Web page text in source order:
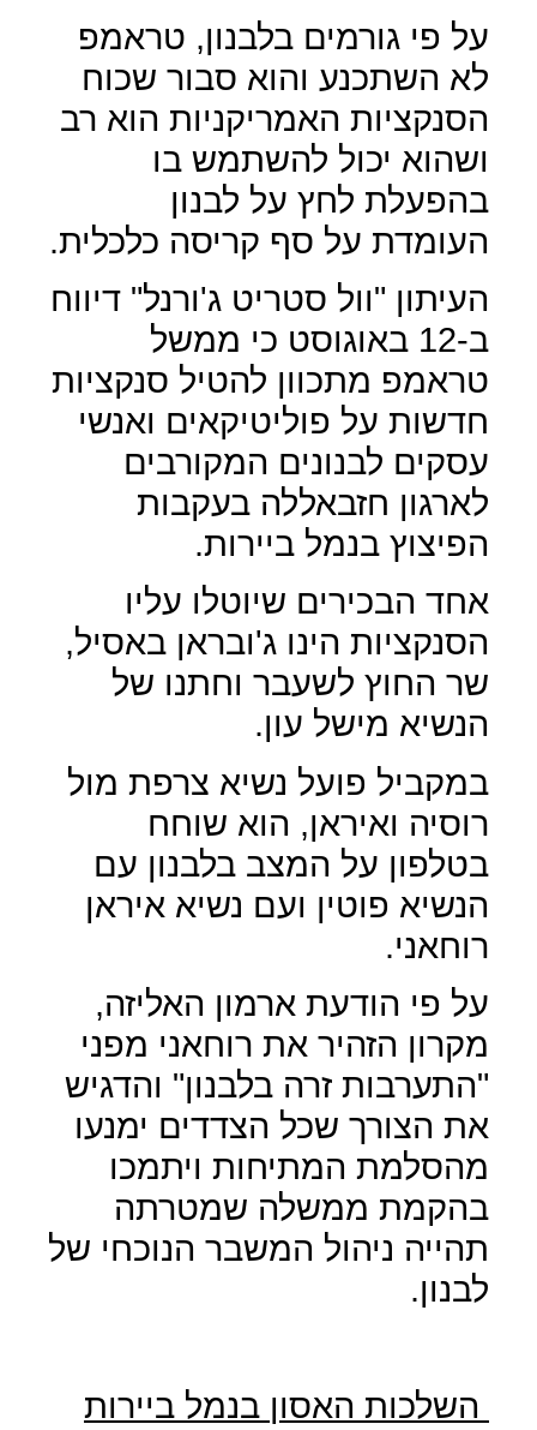
על פי גורמים בלבנון, טראמפ
לא השתכנע והוא סבור שכוח
הסנקציות האמריקניות הוא רב
ושהוא יכול להשתמש בו
בהפעלת לחץ על לבנון
העומדת על סף קריסה כלכלית.
העיתון "וול סטריט ג'ורנל" דיווח
ב-12 באוגוסט כי ממשל
טראמפ מתכוון להטיל סנקציות
חדשות על פוליטיקאים ואנשי
עסקים לבנונים המקורבים
לארגון חזבאללה בעקבות
הפיצוץ בנמל ביירות.
אחד הבכירים שיוטלו עליו
הסנקציות הינו ג'ובראן באסיל,
שר החוץ לשעבר וחתנו של
הנשיא מישל עון.
במקביל פועל נשיא צרפת מול
רוסיה ואיראן, הוא שוחח
בטלפון על המצב בלבנון עם
הנשיא פוטין ועם נשיא איראן
רוחאני.
על פי הודעת ארמון האליזה,
מקרון הזהיר את רוחאני מפני
"התערבות זרה בלבנון" והדגיש
את הצורך שכל הצדדים ימנעו
מהסלמת המתיחות ויתמכו
בהקמת ממשלה שמטרתה
תהייה ניהול המשבר הנוכחי של
לבנון.
השלכות האסון בנמל ביירות